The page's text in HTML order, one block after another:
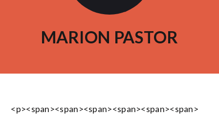
MARION PASTOR
<p><span><span><span><span><span><span>